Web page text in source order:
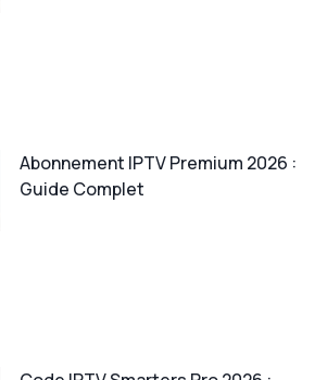
Abonnement IPTV Premium 2026 :
Guide Complet